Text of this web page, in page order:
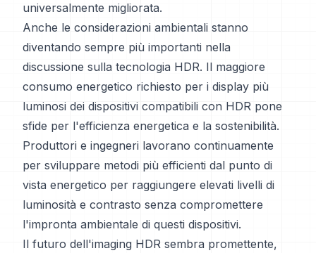
universalmente migliorata.
Anche le considerazioni ambientali stanno
diventando sempre più importanti nella
discussione sulla tecnologia HDR. Il maggiore
consumo energetico richiesto per i display più
luminosi dei dispositivi compatibili con HDR pone
sfide per l'efficienza energetica e la sostenibilità.
Produttori e ingegneri lavorano continuamente
per sviluppare metodi più efficienti dal punto di
vista energetico per raggiungere elevati livelli di
luminosità e contrasto senza compromettere
l'impronta ambientale di questi dispositivi.
Il futuro dell'imaging HDR sembra promettente,